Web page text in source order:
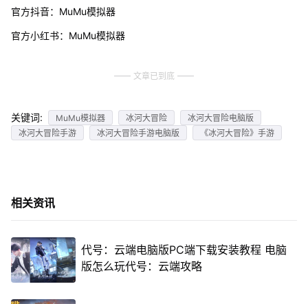
官方抖音：MuMu模拟器
官方小红书：MuMu模拟器
文章已到底
关键词: MuMu模拟器 冰河大冒险
冰河大冒险电脑版
冰河大冒险手游
冰河大冒险手游电脑版 《冰河大冒险》手游
相关资讯
代号：云端电脑版PC端下载安装教程 电脑
版怎么玩代号：云端攻略